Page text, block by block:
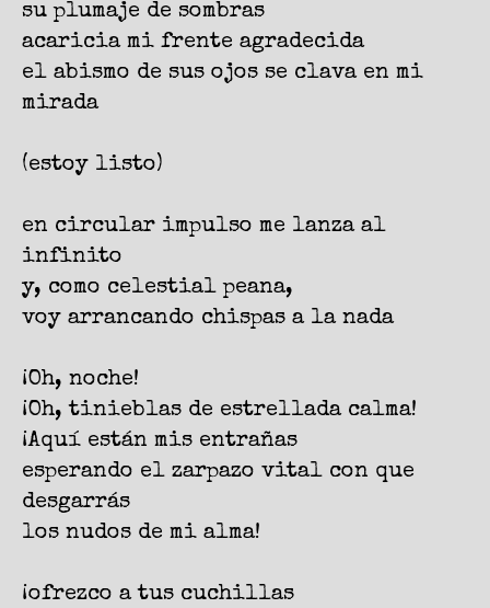
su plumaje de sombras
acaricia mi frente agradecida
el abismo de sus ojos se clava en mi
mirada
(estoy listo)
en circular impulso me lanza al
infinito
y, como celestial peana,
voy arrancando chispas a la nada
¡Oh, noche!
¡Oh, tinieblas de estrellada calma!
¡Aquí están mis entrañas
esperando el zarpazo vital con que
desgarrás
los nudos de mi alma!
¡ofrezco a tus cuchillas